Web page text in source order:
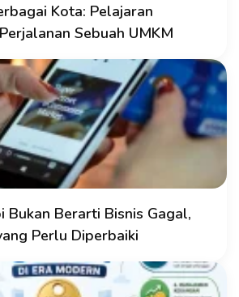
Kota: Pelajaran
Sebuah UMKM
Bukan Berarti Bisnis Gagal,
Perlu Diperbaiki